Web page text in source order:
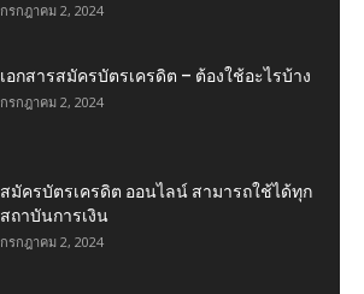
กรกฎาคม 2, 2024
เอกสารสมัครบัตรเครดิต – ต้องใช้อะไรบ้าง
กรกฎาคม 2, 2024
สมัครบัตรเครดิต ออนไลน์ สามารถใช้ได้ทุก
สถาบันการเงิน
กรกฎาคม 2, 2024